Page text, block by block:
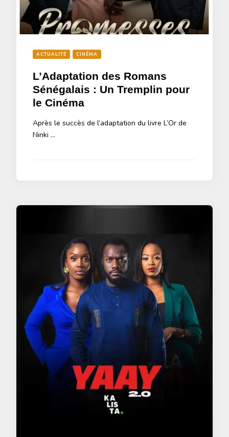
ACTUALITÉ CINÉMA
L’Adaptation des Romans
Sénégalais : Un Tremplin pour
le Cinéma
Après le succès de l’adaptation du livre L’Or de
Ninki …